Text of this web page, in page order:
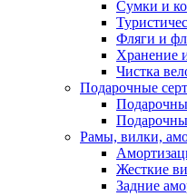
Сумки и
Фляги и
Хранение
Чистка
Подарочные
Рамы, вилки,
Жесткие
Задние